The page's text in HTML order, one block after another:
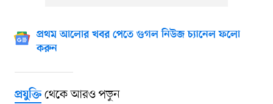
প্রথম আলোর খবর পেতে গুগল নিউজ চ্যানেল ফলো
করুন
প্রযুক্তিথেকে আরও পড়ুন